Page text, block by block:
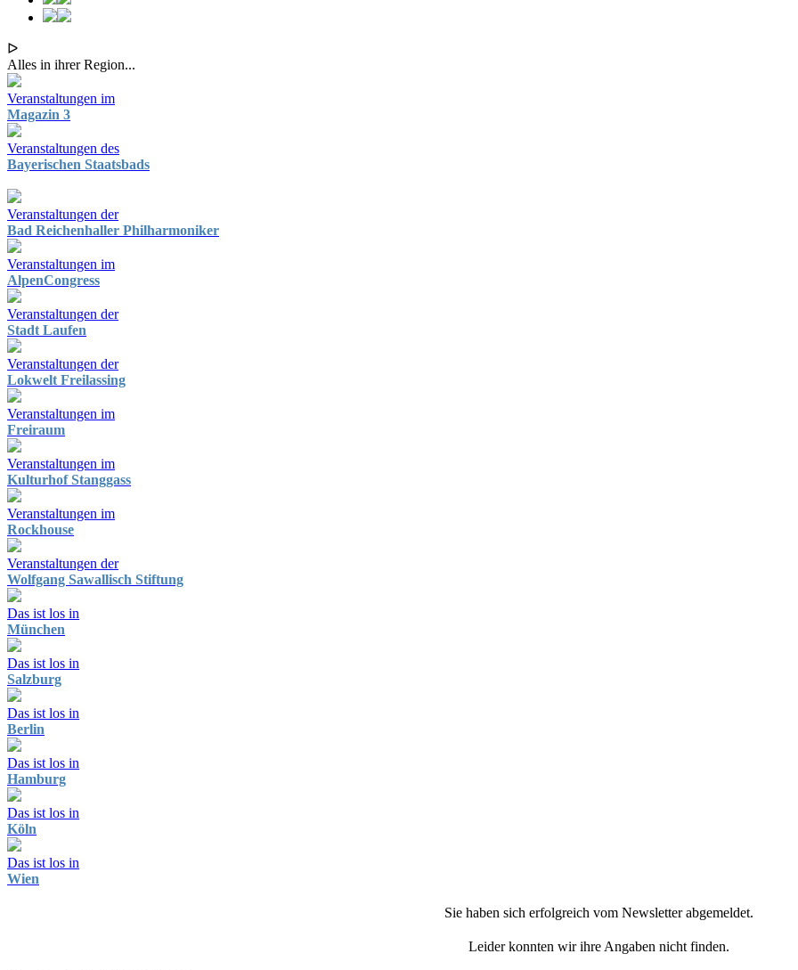
ᐅ
Alles in ihrer Region...
Veranstaltungen im
Magazin 3
Veranstaltungen des
Bayerischen Staatsbads
Veranstaltungen der
Bad Reichenhaller Philharmoniker
Veranstaltungen im
AlpenCongress
Veranstaltungen der
Stadt Laufen
Veranstaltungen der
Lokwelt Freilassing
Veranstaltungen im
Freiraum
Veranstaltungen im
Kulturhof Stanggass
Veranstaltungen im
Rockhouse
Veranstaltungen der
Wolfgang Sawallisch Stiftung
Das ist los in
München
Das ist los in
Salzburg
Das ist los in
Berlin
Das ist los in
Hamburg
Das ist los in
Köln
Das ist los in
Wien
Sie haben sich erfolgreich vom Newsletter abgemeldet.
Leider konnten wir ihre Angaben nicht finden.